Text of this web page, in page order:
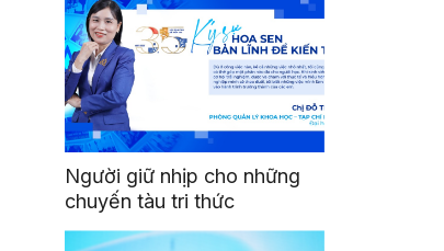
Người giữ nhịp cho những
chuyến tàu tri thức